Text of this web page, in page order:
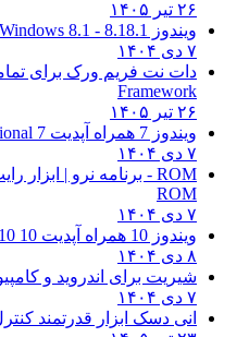
ویندوز 8.18.1 - Microsoft Windows 8.1
دات نت فریم ورک برای تمامی
Framework
ویندوز 7 همراه آپدیت 7 SP1
ROM - برنامه نرو | ابزار رایت حرفه ای و
ROM
ویندوز 10 همراه آپدیت 10 22H2
10
شیریت برای اندروید و کامپیوتر
انی دسک ابزار قدرتمند کنترل